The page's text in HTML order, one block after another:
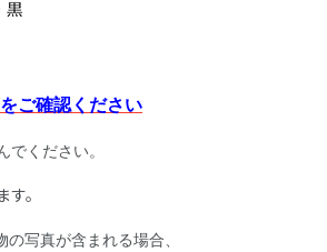
ご確認ください
でください。
。
写真が含まれる場合、